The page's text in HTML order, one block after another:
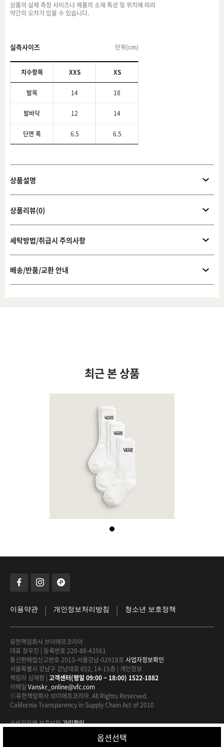
상품의 실제 측정 사이즈나 제품의 소재 특성 및 위치에 따라
약간의 오차가 있을 수 있습니다.
실측사이즈 단위(cm)
치수항목 XXS XS
발목 14 18
발바닥 12 14
단면 폭 6.5 6.5
상품설명
상품리뷰(0)
세탁방법/취급시 주의사항
배송/반품/교환 안내
옵션선택
최근 본 상품
이용약관 | 개인정보처리방침 | 청소년 보호정책
유한책임회사 브이에프코리아
대표 장우진 | 등록번호 220-88-43561
통신판매업신고번호 2013-서울강남-02918호 사업자정보확인
서울특별시 강남구 강남대로 652, 14-15층 | 개인정보
책임자 심재형 | 고객센터(평일 09:00 ~ 18:00) 1522-1882
이메일 Vanskr_online@vfc.com
ⓒ유한책임회사 브이에프코리아. All Rights Reserved.
California Transparency in Supply Chain Act of 2010
소비자피해 보증보험가입확인
구매안전서비스를 적용하고 있습니다.